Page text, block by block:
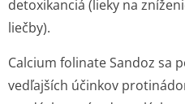
detoxikanciá (lieky na
liečby).
Calcium folinate Sandoz sa
vedľajších účinkov